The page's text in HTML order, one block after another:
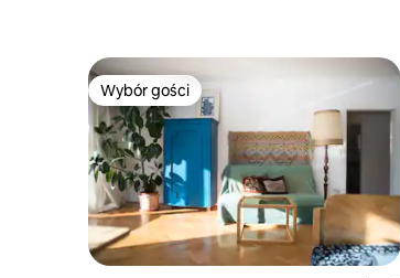
Wybór gości
Wybór gości